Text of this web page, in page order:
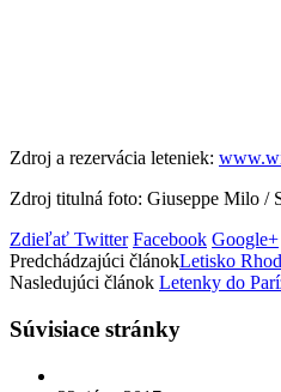
Zdroj a rezervácia leteniek:
Zdroj titulná foto: Giuseppe Milo /
Zdieľať Twitter Facebook Google+
Predchádzajúci článokLetisko
Nasledujúci článok Letenky do
Súvisiace stránky